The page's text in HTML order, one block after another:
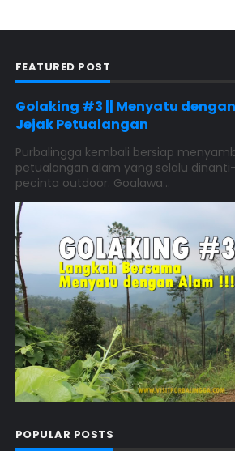
FEATURED POST
Golaking #3 || Menyatu
Jejak Petualangan
Purbalingga kembali bersiap
petualangan alam yang selalu
pecinta outdoor. Goalawa...
POPULAR POSTS